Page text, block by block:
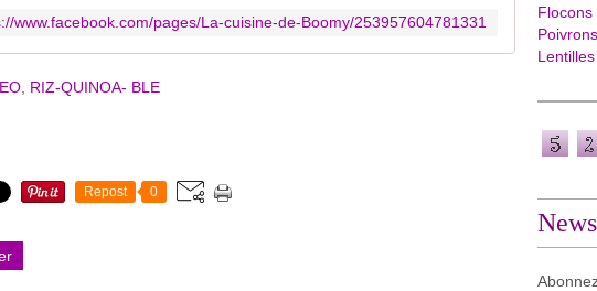
www.facebook.com/pages/La-cuisine-de-Boomy/253957604781331
RIZ-QUINOA- BLE
Repost 0
Flocons
Poivrons
Lentilles